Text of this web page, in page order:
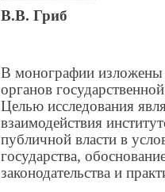
В.В. Гриб
В монографии изложены
органов
Целью исследования
взаимодействия
публичной власти в
государства,
законодательства и